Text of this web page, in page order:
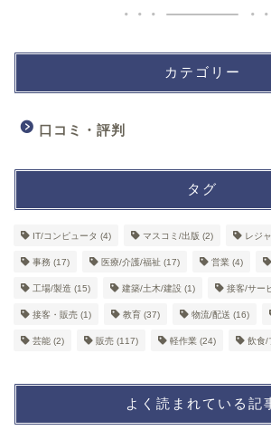
カテゴリー
口コミ・評判
タグ
IT/コンピュータ (4) マスコミ/出版 (2) レジ
事務 (17) 医療/介護/福祉 (17) 営業 (4)
工場/製造 (15) 建築/土木/建設 (1) 接客/サー
接客・販売 (1) 教育 (37) 物流/配送 (16)
芸能 (2) 販売 (117) 軽作業 (24) 飲食/
よく読まれている記